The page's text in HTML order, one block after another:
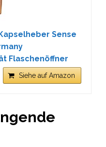
Sense
Flaschenöffner
Siehe auf Amazon